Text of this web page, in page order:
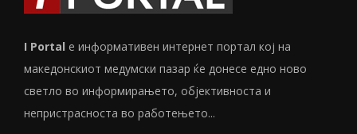
I Portal е информативен интернет портал кој на
македонскиот медумски пазар ќе донесе едно ново
светло во информирањето, објективноста и
непристрасноста во работењето...